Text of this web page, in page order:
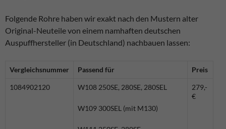
Folgende Rohre haben wir exakt nach den Mustern alter
Original-Neuteile von einem namhaften deutschen
Auspuffhersteller (in Deutschland) nachbauen lassen:
Vergleichsnummer Passend für Preis
1084902120 W108 250SE, 280SE, 280SEL
W109 300SEL (mit M130)
279,-
€